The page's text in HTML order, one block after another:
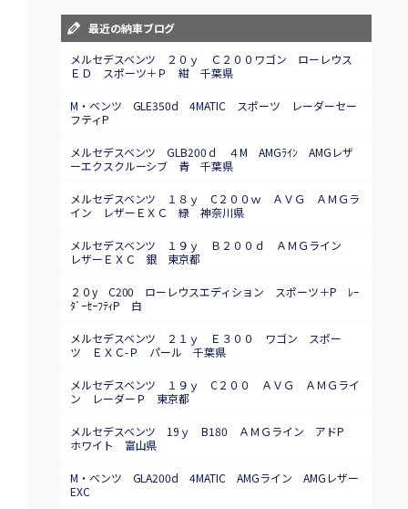
最近の納車ブログ
メルセデスベンツ ２０ｙ Ｃ２００ワゴン ローレウス
ＥＤ スポーツ＋Ｐ 紺 千葉県
M・ベンツ GLE350d 4MATIC スポーツ レーダーセー
フティP
メルセデスベンツ GLB200ｄ ４M AMGﾗｲﾝ AMGレザ
ーエクスクルーシブ 青 千葉県
メルセデスベンツ １８ｙ C２００ｗ ＡＶＧ ＡＭＧラ
イン レザーＥＸＣ 緑 神奈川県
メルセデスベンツ １９ｙ Ｂ２００ｄ ＡＭＧライン
レザーＥＸＣ 銀 東京都
２０y C200 ローレウスエディション スポーツ＋P ﾚｰ
ﾀﾞｰｾｰﾌﾃｨP 白
メルセデスベンツ ２１ｙ Ｅ３００ ワゴン スポー
ツ ＥＸＣ-Ｐ パール 千葉県
メルセデスベンツ １９ｙ C２００ ＡＶＧ ＡＭＧライ
ン レーダーＰ 東京都
メルセデスベンツ 19ｙ B180 ＡＭＧライン アドP
ホワイト 富山県
M・ベンツ GLA200d 4MATIC AMGライン AMGレザー
EXC